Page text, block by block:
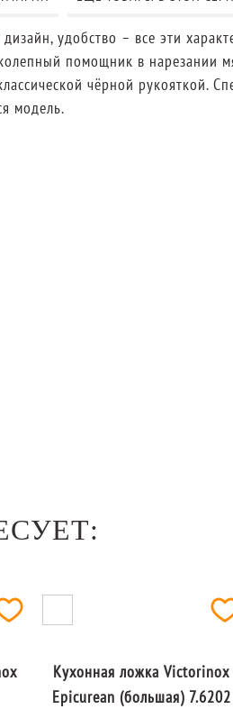
удобство – все эти
помощник в нарезании
чёрной рукояткой.
модель.
Кухонная ложка Victorinox
Epicurean (большая) 7.6202